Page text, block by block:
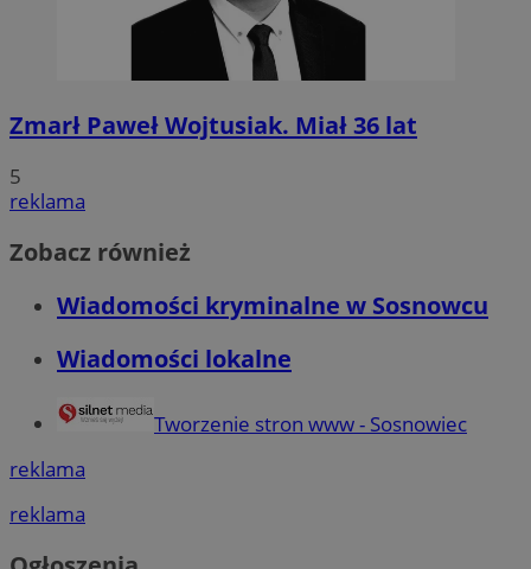
Zmarł Paweł Wojtusiak. Miał 36 lat
5
reklama
Zobacz również
Wiadomości kryminalne w Sosnowcu
Wiadomości lokalne
Tworzenie stron www - Sosnowiec
reklama
reklama